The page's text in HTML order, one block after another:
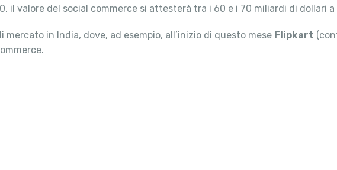
il valore del social commerce si attesterà tra i 60 e i 70 miliardi di dollari a
in India, dove, ad esempio, all’inizio di questo mese Flipkart